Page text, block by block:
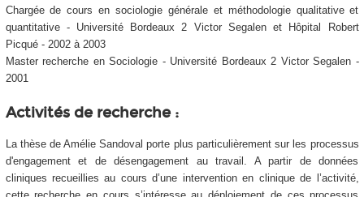
Chargée de cours en sociologie générale et méthodologie qualitative et
quantitative - Université Bordeaux 2 Victor Segalen et Hôpital Robert
Picqué - 2002 à 2003
Master recherche en Sociologie - Université Bordeaux 2 Victor Segalen -
2001
Activités de recherche :
La thèse de Amélie Sandoval porte plus particulièrement sur les processus
d'engagement et de désengagement au travail. A partir de données
cliniques recueillies au cours d’une intervention en clinique de l’activité,